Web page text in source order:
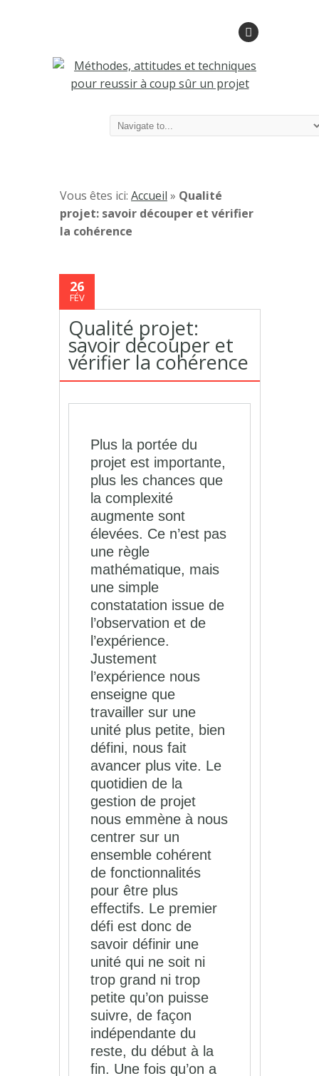
Vous êtes ici: Accueil » Qualité
projet: savoir découper et vérifier
la cohérence
26
FÉV
Qualité projet:
savoir découper et
vérifier la cohérence
Plus la portée du
projet est importante,
plus les chances que
la complexité
augmente sont
élevées. Ce n’est pas
une règle
mathématique, mais
une simple
constatation issue de
l’observation et de
l’expérience.
Justement
l’expérience nous
enseigne que
travailler sur une
unité plus petite, bien
défini, nous fait
avancer plus vite. Le
quotidien de la
gestion de projet
nous emmène à nous
centrer sur un
ensemble cohérent
de fonctionnalités
pour être plus
effectifs. Le premier
défi est donc de
savoir définir une
unité qui ne soit ni
trop grand ni trop
petite qu’on puisse
suivre, de façon
indépendante du
reste, du début à la
fin. Une fois qu’on a